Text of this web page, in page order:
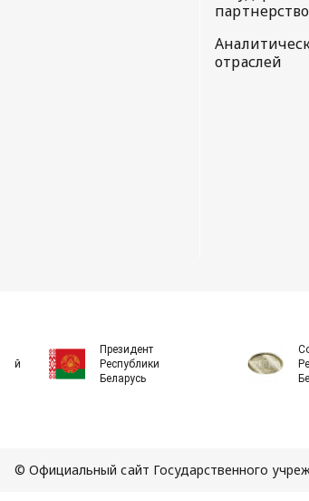
партнерство
отраслей
Президент
Республики
Беларусь
© Официальный сайт Государственного